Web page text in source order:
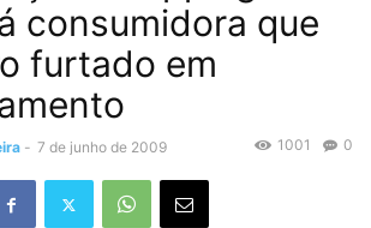
consumidora que
furtado em
- 7 de junho de 2009 0
1001